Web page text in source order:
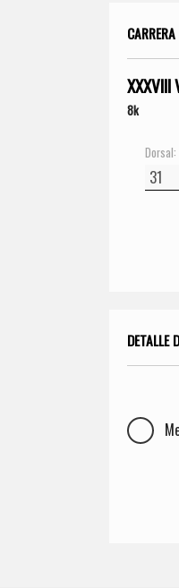
CARRERA
XXXVIII
8k
Dorsal:
DETALLE